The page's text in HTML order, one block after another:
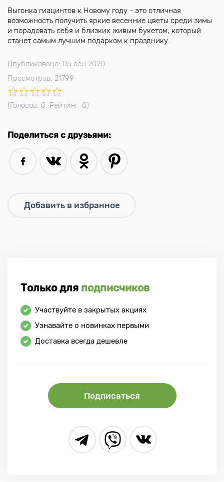
Выгонка гиацинтов к Новому году - это отличная
возможность получить яркие весенние цветы среди зимы
и порадовать себя и близких живым букетом, который
станет самым лучшим подарком к празднику.
Опубликовано: 05 сен 2020
Просмотров: 21799
(Голосов: 0, Рейтинг: 0)
Поделиться с друзьями:
Только для подписчиков
Участвуйте в закрытых акциях
Узнавайте о новинках первыми
Доставка всегда дешевле
Подписаться